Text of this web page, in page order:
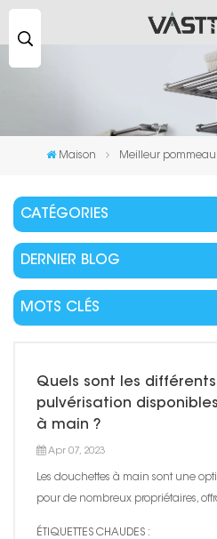
Maison Meilleur
CATÉGORIES
DERNIER BLOG
MOTS CLÉS
Quels sont les
pulvérisation
à main ?
Apr 07, 2023
Les douchettes à main sont une
pour de nombreux propriétaires,
ÉTIQUETTES CHAUDES :